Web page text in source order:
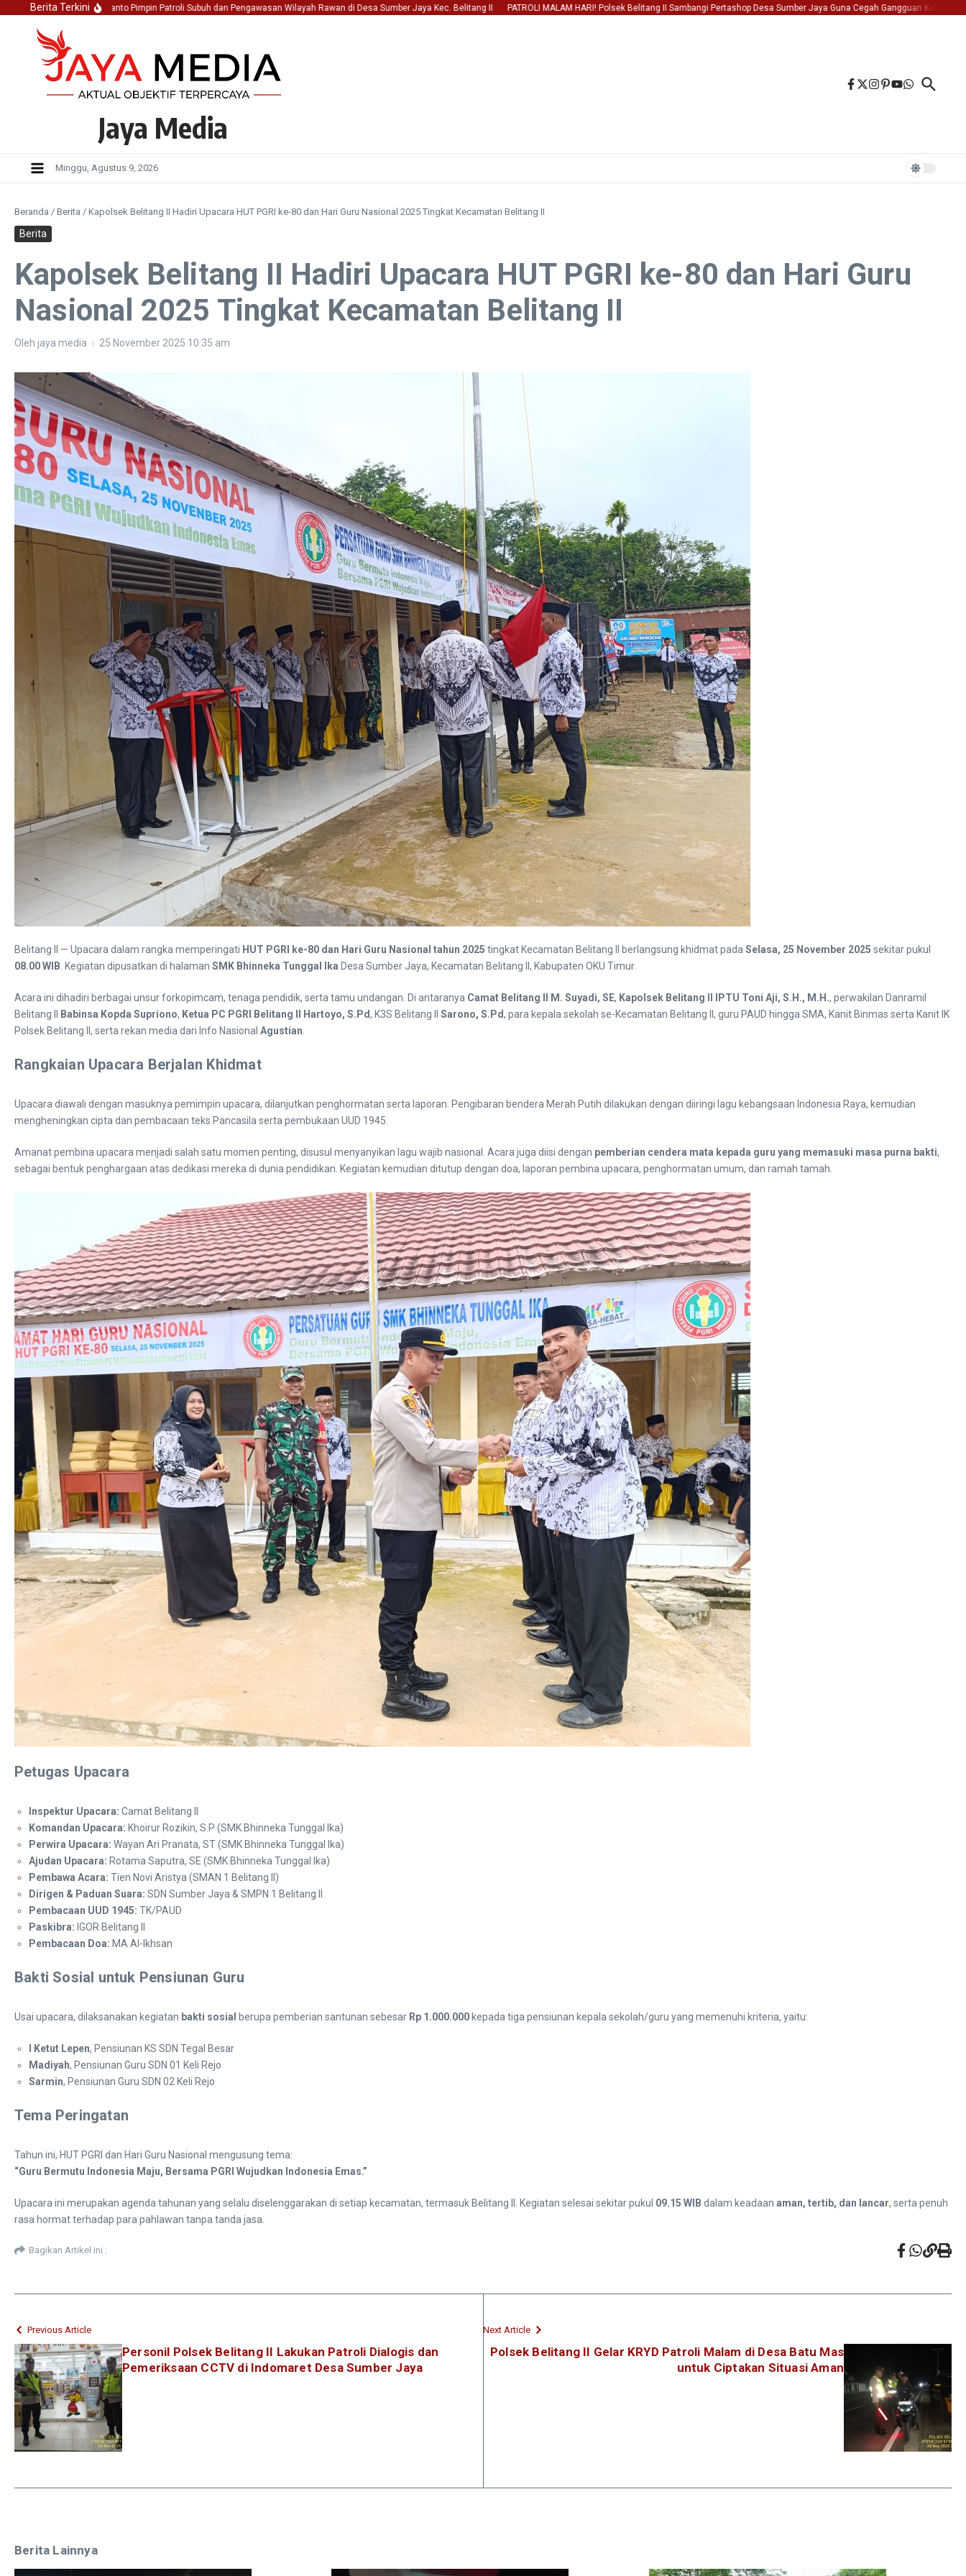
Lewati ke konten
Berita Terkini
I Aiptu Aan Afprianto Pimpin Patroli Subuh dan Pengawasan Wilayah Rawan di Desa Sumber Jaya Kec. Belitang II PATROLI MALAM HARI! Polsek Belitang II Sambangi Pertashop Desa Sumber Jaya Guna Cegah Gangguan Kamtibmas
Jaya Media
Minggu, Agustus 9, 2026
Beranda / Berita / Kapolsek Belitang II Hadiri Upacara HUT PGRI ke-80 dan Hari Guru Nasional 2025 Tingkat Kecamatan Belitang II
Berita
Kapolsek Belitang II Hadiri Upacara HUT PGRI ke-80 dan Hari Guru
Nasional 2025 Tingkat Kecamatan Belitang II
Oleh jaya media 25 November 2025 10:35 am
Belitang II — Upacara dalam rangka memperingati HUT PGRI ke-80 dan Hari Guru Nasional tahun 2025 tingkat Kecamatan Belitang II berlangsung khidmat pada Selasa, 25 November 2025 sekitar pukul
08.00 WIB . Kegiatan dipusatkan di halaman SMK Bhinneka Tunggal Ika Desa Sumber Jaya, Kecamatan Belitang II, Kabupaten OKU Timur.
Acara ini dihadiri berbagai unsur forkopimcam, tenaga pendidik, serta tamu undangan. Di antaranya Camat Belitang II M. Suyadi, SE, Kapolsek Belitang II IPTU Toni Aji, S.H., M.H., perwakilan Danramil
Belitang II
Babinsa Kopda Supriono, Ketua PC PGRI Belitang II Hartoyo, S.Pd, K3S Belitang II Sarono, S.Pd, para kepala sekolah se-Kecamatan Belitang II, guru PAUD hingga SMA, Kanit Binmas serta Kanit IK
Polsek Belitang II, serta rekan media dari Info Nasional Agustian
Rangkaian Upacara Berjalan Khidmat
Upacara diawali dengan masuknya pemimpin upacara, dilanjutkan penghormatan serta laporan. Pengibaran bendera Merah Putih dilakukan dengan diiringi lagu kebangsaan Indonesia Raya, kemudian
mengheningkan cipta dan pembacaan teks Pancasila serta pembukaan UUD 1945.
Amanat pembina upacara menjadi salah satu momen penting, disusul menyanyikan lagu wajib nasional. Acara juga diisi dengan pemberian cendera mata kepada guru yang memasuki masa purna bakti,
sebagai bentuk penghargaan atas dedikasi mereka di dunia pendidikan. Kegiatan kemudian ditutup dengan doa, laporan pembina upacara, penghormatan umum, dan ramah tamah.
Petugas Upacara
Inspektur Upacara: Camat Belitang II
Komandan Upacara: Khoirur Rozikin, S.P (SMK Bhinneka Tunggal Ika)
Perwira Upacara: Wayan Ari Pranata, ST (SMK Bhinneka Tunggal Ika)
Ajudan Upacara: Rotama Saputra, SE (SMK Bhinneka Tunggal Ika)
Pembawa Acara: Tien Novi Aristya (SMAN 1 Belitang II)
Dirigen & Paduan Suara: SDN Sumber Jaya & SMPN 1 Belitang II
Pembacaan UUD 1945: TK/PAUD
Paskibra: IGOR Belitang II
Pembacaan Doa: MA Al-Ikhsan
Bakti Sosial untuk Pensiunan Guru
Usai upacara, dilaksanakan kegiatan bakti sosial berupa pemberian santunan sebesar Rp 1.000.000 kepada tiga pensiunan kepala sekolah/guru yang memenuhi kriteria, yaitu:
I Ketut Lepen, Pensiunan KS SDN Tegal Besar
Madiyah, Pensiunan Guru SDN 01 Keli Rejo
Sarmin, Pensiunan Guru SDN 02 Keli Rejo
Tema Peringatan
Tahun ini, HUT PGRI dan Hari Guru Nasional mengusung tema:
“Guru Bermutu Indonesia Maju, Bersama PGRI Wujudkan Indonesia Emas.”
Upacara ini merupakan agenda tahunan yang selalu diselenggarakan di setiap kecamatan, termasuk Belitang II. Kegiatan selesai sekitar pukul 09.15 WIB dalam keadaan aman, tertib, dan lancar, serta penuh
rasa hormat terhadap para pahlawan tanpa tanda jasa.
Bagikan Artikel ini :
Previous Article
Personil Polsek Belitang II Lakukan Patroli Dialogis dan
Pemeriksaan CCTV di Indomaret Desa Sumber Jaya
Next Article
Polsek Belitang II Gelar KRYD Patroli Malam di Desa Batu Mas
untuk Ciptakan Situasi Aman
Berita Lainnya